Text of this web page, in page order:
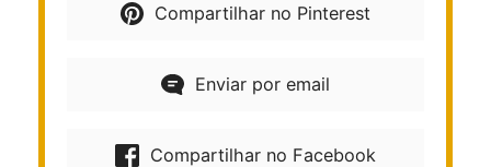
Compartilhar no Pinterest
Enviar por email
Compartilhar no Facebook